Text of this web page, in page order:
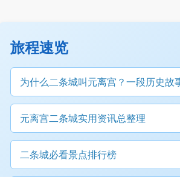
旅程速览
为什么二条城叫元离宫？一段历史故
元离宫二条城实用资讯总整理
二条城必看景点排行榜